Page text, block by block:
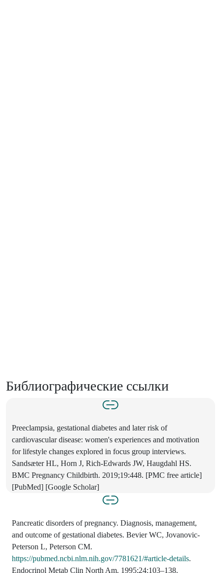
Библиографические ссылки
Preeclampsia, gestational diabetes and later risk of
cardiovascular disease: women's experiences and motivation
for lifestyle changes explored in focus group interviews.
Sandsæter HL, Horn J, Rich-Edwards JW, Haugdahl HS.
BMC Pregnancy Childbirth. 2019;19:448. [PMC free article]
[PubMed] [Google Scholar]
Pancreatic disorders of pregnancy. Diagnosis, management,
and outcome of gestational diabetes. Bevier WC, Jovanovic-
Peterson L, Peterson CM.
https://pubmed.ncbi.nlm.nih.gov/7781621/#article-details.
Endocrinol Metab Clin North Am. 1995;24:103–138.